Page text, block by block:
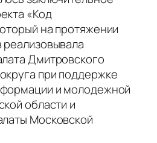
«Код
на протяжении
Дмитровского
при поддержке
и молодежной
области и
Московской